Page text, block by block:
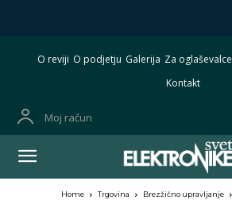
O reviji O podjetju Galerija Za oglaševalce
Kontakt
Moj račun
Home Trgovina Brezžično upravljanje